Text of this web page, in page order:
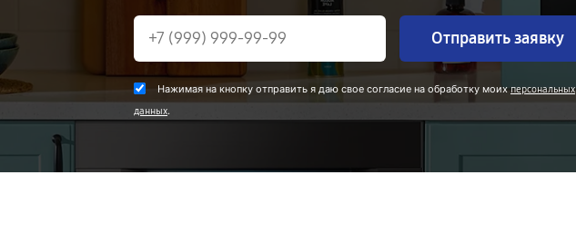
Отправить заявку
Нажимая на кнопку отправить я даю свое согласие на обработку моихперсональных
данных.